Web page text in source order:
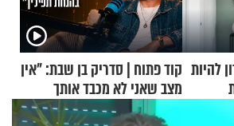
להיות קוד פתוח | סדריק בן שבת: "אין
מצב שאני לא מכבד אותך
בבוקר בהנחת תפילין"